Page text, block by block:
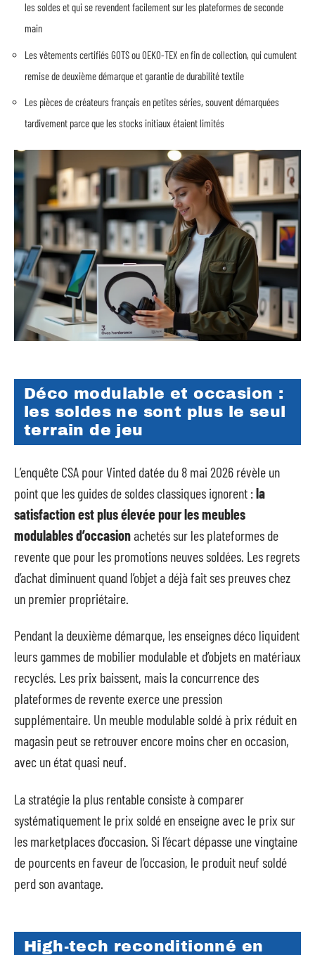
les soldes et qui se revendent facilement sur les plateformes de seconde
main
Les vêtements certifiés GOTS ou OEKO-TEX en fin de collection, qui cumulent
remise de deuxième démarque et garantie de durabilité textile
Les pièces de créateurs français en petites séries, souvent démarquées
tardivement parce que les stocks initiaux étaient limités
Déco modulable et occasion :
les soldes ne sont plus le seul
terrain de jeu
L’enquête CSA pour Vinted datée du 8 mai 2026 révèle un
point que les guides de soldes classiques ignorent :la
satisfaction est plus élevée pour les meubles
modulables d’occasionachetés sur les plateformes de
revente que pour les promotions neuves soldées. Les regrets
d’achat diminuent quand l’objet a déjà fait ses preuves chez
un premier propriétaire.
Pendant la deuxième démarque, les enseignes déco liquident
leurs gammes de mobilier modulable et d’objets en matériaux
recyclés. Les prix baissent, mais la concurrence des
plateformes de revente exerce une pression
supplémentaire. Un meuble modulable soldé à prix réduit en
magasin peut se retrouver encore moins cher en occasion,
avec un état quasi neuf.
La stratégie la plus rentable consiste à comparer
systématiquement le prix soldé en enseigne avec le prix sur
les marketplaces d’occasion. Si l’écart dépasse une vingtaine
de pourcents en faveur de l’occasion, le produit neuf soldé
perd son avantage.
High-tech reconditionné en